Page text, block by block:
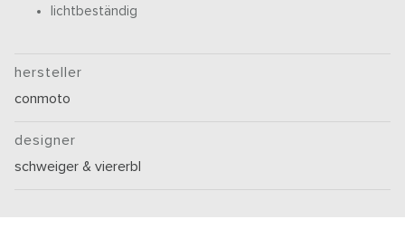
lichtbeständig
hersteller
conmoto
designer
schweiger & viererbl